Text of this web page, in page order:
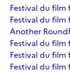
Festival du film
Festival du film
Another Round
Festival du
Festival du film
Festival du film